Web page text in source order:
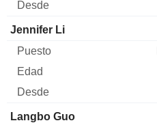
Jennifer Li
Langbo Guo